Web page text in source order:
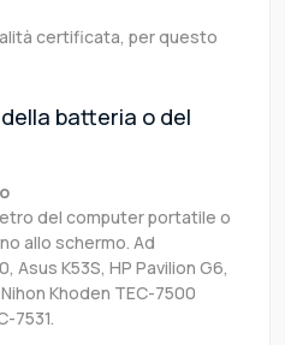
certificata, per questo
batteria o del
del computer portatile o
allo schermo. Ad
Asus K53S, HP Pavilion G6,
Khoden TEC-7500
7531.